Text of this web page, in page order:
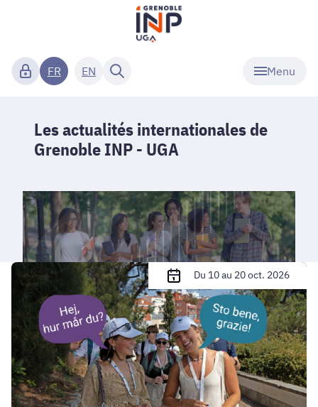
Menu
FR EN
Les actualités internationales de
Grenoble INP - UGA
Unite!
Language
tandems
registration
2026-
2027
Du 10 au 20 oct. 2026